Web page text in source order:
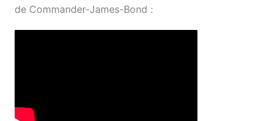
de Commander-James-Bond :